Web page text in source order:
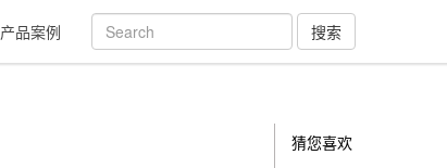
产品案例 搜索
猜您喜欢